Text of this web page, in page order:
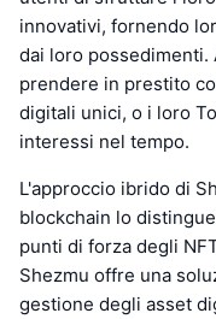
innovativi, fornendo
dai loro
prendere in prestito
digitali unici, o i loro
interessi nel tempo.
L'approccio ibrido di
blockchain lo
punti di forza degli
Shezmu offre una
gestione degli asset